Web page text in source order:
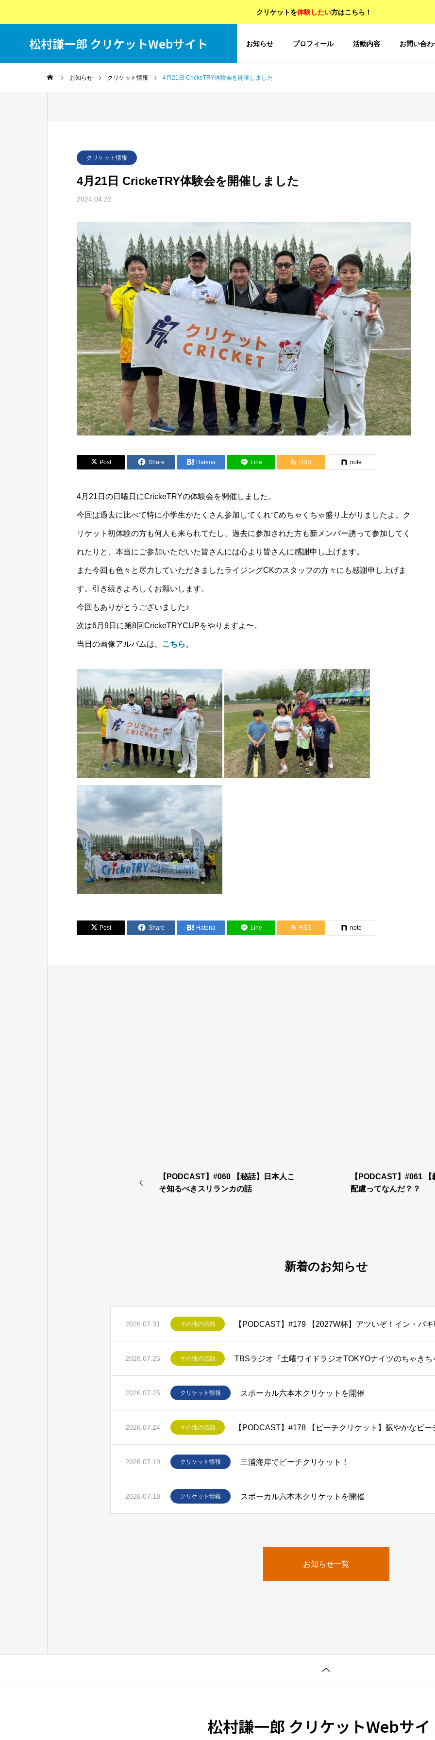
クリケットを体験したい方はこちら！
松村謙一郎 クリケットWebサイト お知らせ プロフィール 活動内容 お問い合わ
お知らせ クリケット情報 4月21日 CrickeTRY体験会を開催しました
クリケット情報
4月21日 CrickeTRY体験会を開催しました
2024.04.22
Post Share Hatena Line RSS note
4月21日の日曜日にCrickeTRYの体験会を開催しました。
今回は過去に比べて特に小学生がたくさん参加してくれてめちゃくちゃ盛り上がりましたよ。ク
リケット初体験の方も何人も来られてたし、過去に参加された方も新メンバー誘って参加してく
れたりと、本当にご参加いただいた皆さんには心より皆さんに感謝申し上げます。
また今回も色々と尽力していただきましたライジングCKのスタッフの方々にも感謝申し上げま
す。引き続きよろしくお願いします。
今回もありがとうございました♪
次は6月9日に第8回CrickeTRYCUPをやりますよ〜。
当日の画像アルバムは、 こちら 。
Post Share Hatena Line RSS note
【PODCAST】#060 【秘話】日本人こ
そ知るべきスリランカの話
【PODCAST】#061
配慮ってなんだ？？
新着のお知らせ
2026.07.31 その他の活動
2026.07.25 その他の活動
2026.07.25 クリケット情報 スポーカル六本木クリケットを開催
2026.07.24 その他の活動 【PODCAST】#178 【ビーチクリケット】賑やかなビ
2026.07.19 クリケット情報 三浦海岸でビーチクリケット！
2026.07.18 クリケット情報 スポーカル六本木クリケットを開催
お知らせ一覧
松村謙一郎 クリケットWebサイ